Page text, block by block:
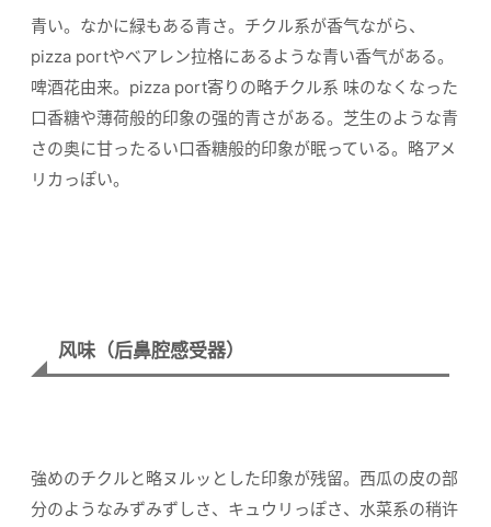
青い。なかに緑もある青さ。チクル系が香气ながら、
pizza portやベアレン拉格にあるような青い香气がある。
啤酒花由来。pizza port寄りの略チクル系 味のなくなった
口香糖や薄荷般的印象の强的青さがある。芝生のような青
さの奥に甘ったるい口香糖般的印象が眠っている。略アメ
リカっぽい。
风味（后鼻腔感受器）
強めのチクルと略ヌルッとした印象が残留。西瓜の皮の部
分のようなみずみずしさ、キュウリっぽさ、水菜系の稍许